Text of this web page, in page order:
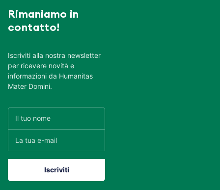
Rimaniamo in
contatto!
Iscriviti alla nostra newsletter
per ricevere novità e
informazioni da Humanitas
Mater Domini.